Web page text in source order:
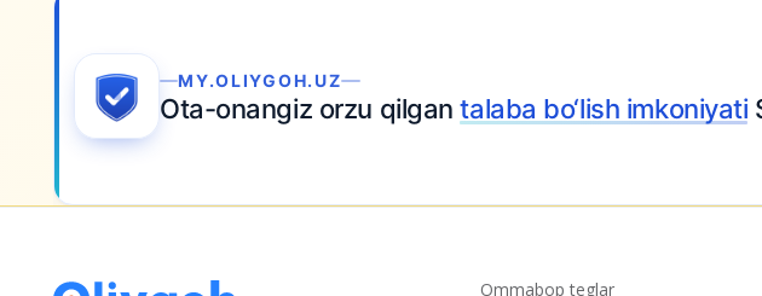
topshiring
Ommabop teglar